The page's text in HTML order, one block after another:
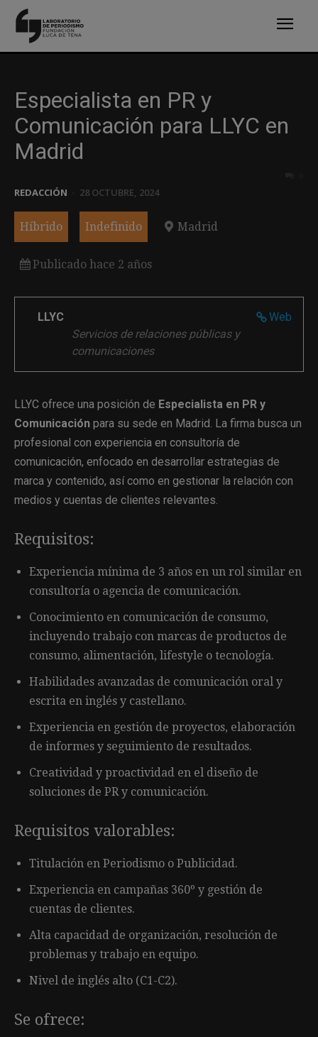
Especialista en PR y
Comunicación para LLYC en
Madrid
REDACCIÓN 28 OCTUBRE, 2024
Híbrido Indefinido Madrid
Publicado hace 2 años
Web
LLYC
Servicios de relaciones públicas y
comunicaciones
LLYC ofrece una posición de Especialista en PR y
Comunicación para su sede en Madrid. La firma busca un
profesional con experiencia en consultoría de
comunicación, enfocado en desarrollar estrategias de
marca y contenido, así como en gestionar la relación con
medios y cuentas de clientes relevantes.
Requisitos:
Experiencia mínima de 3 años en un rol similar en
consultoría o agencia de comunicación.
Conocimiento en comunicación de consumo,
incluyendo trabajo con marcas de productos de
consumo, alimentación, lifestyle o tecnología.
Habilidades avanzadas de comunicación oral y
escrita en inglés y castellano.
Experiencia en gestión de proyectos, elaboración
de informes y seguimiento de resultados.
Creatividad y proactividad en el diseño de
soluciones de PR y comunicación.
Requisitos valorables:
Titulación en Periodismo o Publicidad.
Experiencia en campañas 360º y gestión de
cuentas de clientes.
Alta capacidad de organización, resolución de
problemas y trabajo en equipo.
Nivel de inglés alto (C1-C2).
Se ofrece: